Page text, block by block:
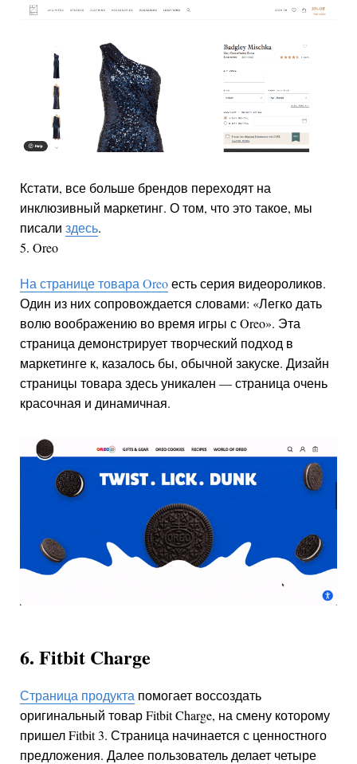
Кстати, все больше брендов переходят на
инклюзивный маркетинг. О том, что это такое, мы
писали здесь.
5. Oreo
На странице товара Oreoесть серия видеороликов.
Один из них сопровождается словами: «Легко дать
волю воображению во время игры с Oreo». Эта
страница демонстрирует творческий подход в
маркетинге к, казалось бы, обычной закуске. Дизайн
страницы товара здесь уникален — страница очень
красочная и динамичная.
6. Fitbit Charge
Страница продукта помогает воссоздать
оригинальный товар Fitbit Charge, на смену которому
пришел Fitbit 3. Страница начинается с ценностного
предложения. Далее пользователь делает четыре